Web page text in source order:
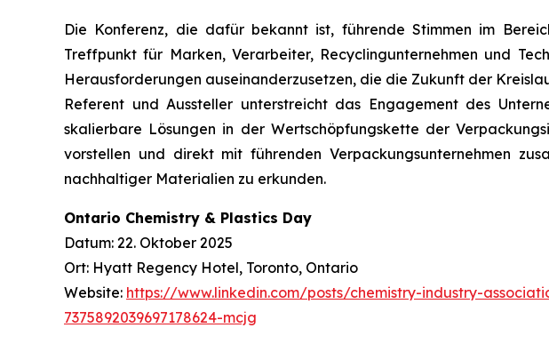
Die Konferenz, die dafür bekannt ist, führende Stimmen im
Treffpunkt für Marken, Verarbeiter, Recyclingunternehmen und
Herausforderungen auseinanderzusetzen, die die Zukunft der
Referent und Aussteller unterstreicht das Engagement des
skalierbare Lösungen in der Wertschöpfungskette der
vorstellen und direkt mit führenden Verpackungsunternehmen
nachhaltiger Materialien zu erkunden.
Ontario Chemistry & Plastics Day
Datum: 22. Oktober 2025
Ort: Hyatt Regency Hotel, Toronto, Ontario
Website: https://www.linkedin.com/posts/chemistry-industry-
7375892039697178624-mcjg